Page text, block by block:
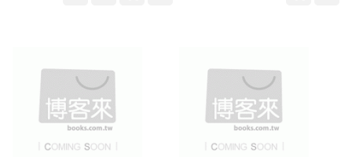
Cecie (EDT)/ Taggart(7)
Evers(7) Cecy/ Chambliss(5)
For Dummies(1)
Human Kinetics(1)
電子書 (可複選)
適合手機平板閱讀(2)